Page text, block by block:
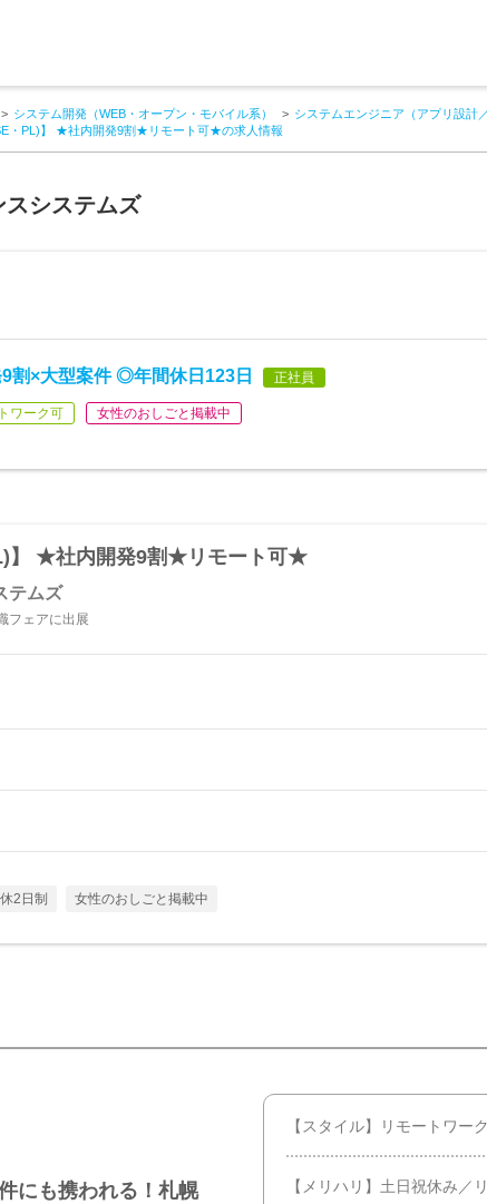
システム開発（WEB・オープン・モバイル系） システムエンジニア（アプリ設計
・PL)】 ★社内開発9割★リモート可★の求人情報
システムズ
9割×大型案件 ◎年間休日123日 正社員
ワーク可 女性のおしごと掲載中
】 ★社内開発9割★リモート可★
テムズ
フェアに出展
2日制 女性のおしごと掲載中
にも携われる！札幌
【スタイル】リモートワー
【メリハリ】土日祝休み／